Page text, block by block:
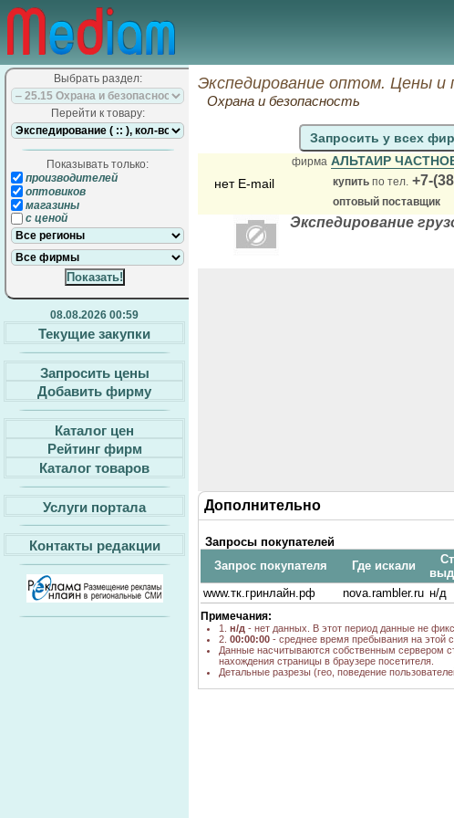
Выбрать раздел:
Перейти к товару:
Показывать только:
производителей
оптовиков
магазины
с ценой
08.08.2026 00:59
Текущие закупки
Запросить цены
Добавить фирму
Каталог цен
Рейтинг фирм
Каталог товаров
Услуги портала
Контакты редакции
Экспедирование оптом. Цены и
Охрана и безопасность
Запросить у всех
нет E-mail
фирма АЛЬТАИР
купить по тел. +7-
оптовый поставщик
Экспедирование
Дополнительно
Запросы покупателей
Запрос покупателя
Где искали
www.тк.гринлайн.рф
nova.rambler.ru н/д
Примечания:
1. н/д - нет данных. В этот период данные не
2. 00:00:00 - среднее время пребывания на этой
Данные насчитываются собственным сервером
нахождения страницы в браузере посетителя.
Детальные разрезы (гео, поведение